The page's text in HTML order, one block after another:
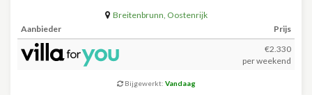
Breitenbrunn, Oostenrijk
Aanbieder
Prijs
€2.330
per weekend
Bijgewerkt: Vandaag